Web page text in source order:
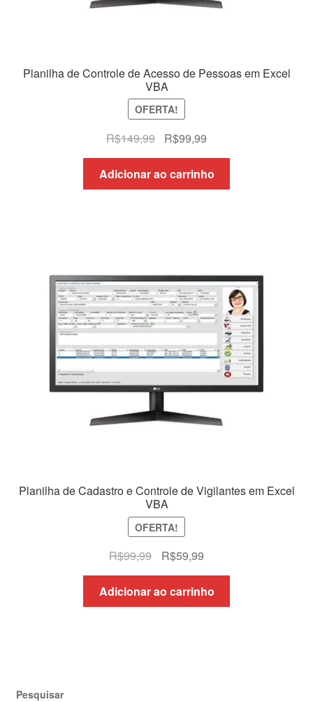
Planilha de Controle de Acesso de Pessoas em Excel
VBA
OFERTA!
R$149,99
O
preço
original
era:
R$99,99
preço
atual
é:
Adicionar ao carrinho
Planilha de Cadastro e Controle de Vigilantes em Excel
VBA
OFERTA!
R$99,99
O
preço
original
era:
R$59,99O
preço
atual
é:
Adicionar ao carrinho
Pesquisar